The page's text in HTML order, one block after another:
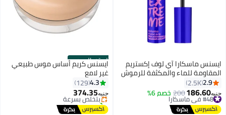
6
ايسنس ماسكارا آي لوف إكستريم
المقاومة للماء والمكثفة للرموش
أسود 02
2.9
2.5K
جنيه186.60
200 خصم 6% #48 في ماسكارا
توصيل مجاني
#48 في ماسكارا
الستور الرسمي
ايسنس كريم أساس موس طبيعي
غير لامع
4.3
129
جنيه374.35
#19 في كريم أساس
توصيل مجاني
بتخلّص بسرعة
تم بيع +60 مؤخرًا
#19 في كريم أساس